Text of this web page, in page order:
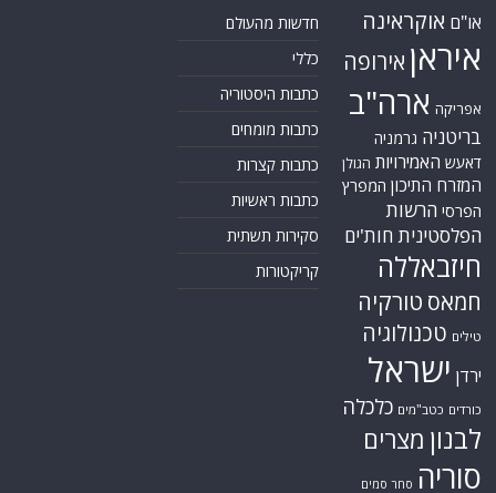
או"ם אוקראינה
איראן אירופה
אפריקה ארה"ב
בריטניה גרמניה
דאעש האמירויות הגולן
המזרח התיכון המפרץ
הפרסי הרשות
הפלסטינית חות'ים
חיזבאללה
חמאס טורקיה
טילים טכנולוגיה
ירדן ישראל
כורדים כטב"מים כלכלה
לבנון מצרים
סוריה סחר סמים
חדשות מהעולם
כללי
כתבות היסטוריה
כתבות מומחים
כתבות קצרות
כתבות ראשיות
סקירות תשתית
קריקטורות